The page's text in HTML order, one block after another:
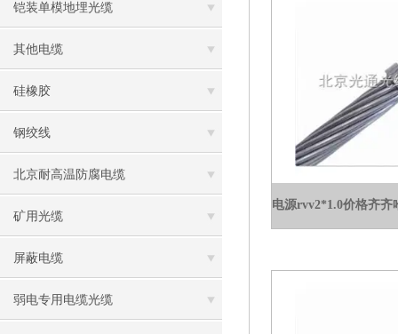
铠装单模地埋光缆
其他电缆
硅橡胶
钢绞线
北京耐高温防腐电缆
矿用光缆
屏蔽电缆
弱电专用电缆光缆